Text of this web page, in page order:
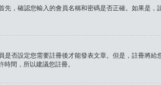
先，確認您輸入的會員名稱和密碼是否正確。如果是
是否設定您需要註冊後才能發表文章。但是，註冊將
間，所以建議您註冊。